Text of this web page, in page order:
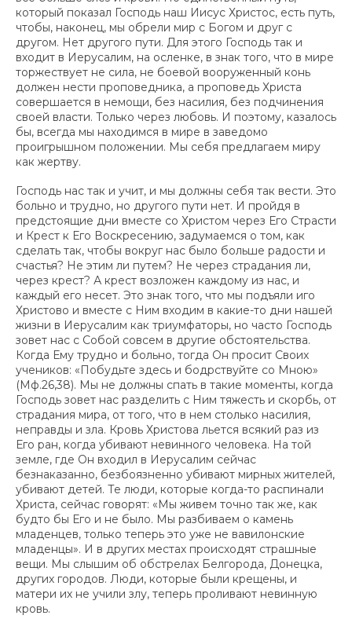
который показал Господь наш Иисус Христос, есть путь,
чтобы, наконец, мы обрели мир с Богом и друг с
другом. Нет другого пути. Для этого Господь так и
входит в Иерусалим, на осленке, в знак того, что в мире
торжествует не сила, не боевой вооруженный конь
должен нести проповедника, а проповедь Христа
совершается в немощи, без насилия, без подчинения
своей власти. Только через любовь. И поэтому, казалось
бы, всегда мы находимся в мире в заведомо
проигрышном положении. Мы себя предлагаем миру
как жертву.
Господь нас так и учит, и мы должны себя так вести. Это
больно и трудно, но другого пути нет. И пройдя в
предстоящие дни вместе со Христом через Его Страсти
и Крест к Его Воскресению, задумаемся о том, как
сделать так, чтобы вокруг нас было больше радости и
счастья? Не этим ли путем? Не через страдания ли,
через крест? А крест возложен каждому из нас, и
каждый его несет. Это знак того, что мы подъяли иго
Христово и вместе с Ним входим в какие-то дни нашей
жизни в Иерусалим как триумфаторы, но часто Господь
зовет нас с Собой совсем в другие обстоятельства.
Когда Ему трудно и больно, тогда Он просит Своих
учеников: «Побудьте здесь и бодрствуйте со Мною»
(Мф.26,38). Мы не должны спать в такие моменты, когда
Господь зовет нас разделить с Ним тяжесть и скорбь, от
страдания мира, от того, что в нем столько насилия,
неправды и зла. Кровь Христова льется всякий раз из
Его ран, когда убивают невинного человека. На той
земле, где Он входил в Иерусалим сейчас
безнаказанно, безбоязненно убивают мирных жителей,
убивают детей. Те люди, которые когда-то распинали
Христа, сейчас говорят: «Мы живем точно так же, как
будто бы Его и не было. Мы разбиваем о камень
младенцев, только теперь это уже не вавилонские
младенцы». И в других местах происходят страшные
вещи. Мы слышим об обстрелах Белгорода, Донецка,
других городов. Люди, которые были крещены, и
матери их не учили злу, теперь проливают невинную
кровь.